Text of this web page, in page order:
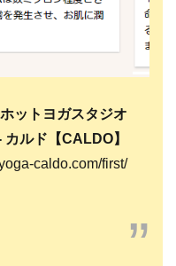
ットヨガスタジオ
カルド【CALDO】
caldo.com/first/
”